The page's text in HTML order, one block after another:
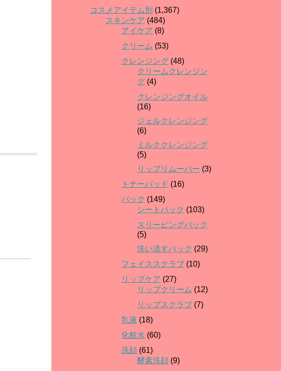
コスメアイテム別 (1,367)
スキンケア (484)
アイケア (8)
クリーム (53)
クレンジング (48)
クリームクレンジン
グ (4)
クレンジングオイル
(16)
ジェルクレンジング
(6)
ミルククレンジング
(5)
リップリムーバー (3)
トナーパッド (16)
パック (149)
シートパック (103)
スリーピングパック
(5)
洗い流すパック (29)
フェイススクラブ (10)
リップケア (27)
リップクリーム (12)
リップスクラブ (7)
乳液 (18)
化粧水 (60)
洗顔 (61)
酵素洗顔 (9)